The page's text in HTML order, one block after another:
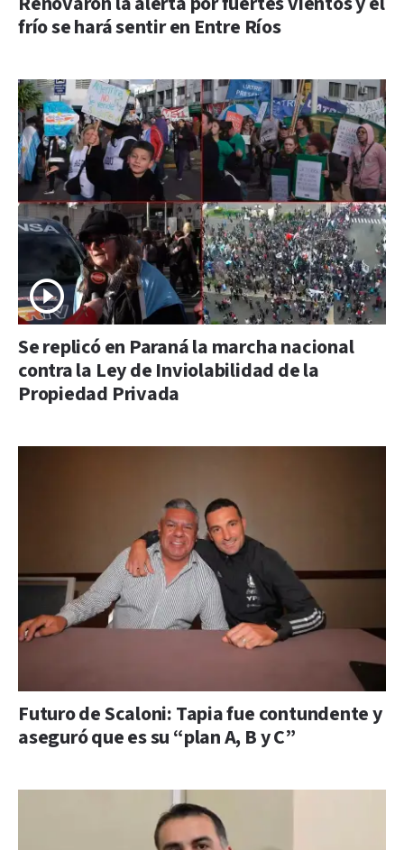
frío se hará sentir en Entre Ríos
Se replicó en Paraná la marcha nacional
contra la Ley de Inviolabilidad de la
Propiedad Privada
Futuro de Scaloni: Tapia fue contundente y
aseguró que es su “plan A, B y C”